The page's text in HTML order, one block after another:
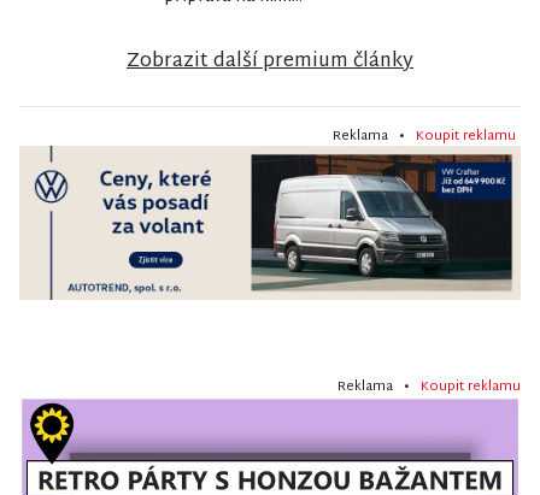
Zobrazit další premium články
Reklama • Koupit reklamu
Reklama • Koupit reklamu